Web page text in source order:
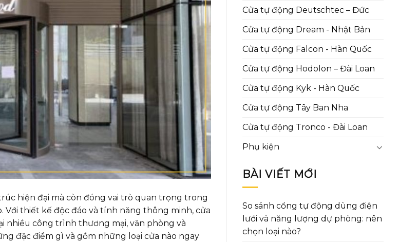
hiện đại mà còn đóng vai trò quan trọng trong
Với thiết kế độc đáo và tính năng thông minh, cửa
nhiều công trình thương mại, văn phòng và
đặc điểm gì và gồm những loại cửa nào ngay
Cửa tự động Deutschtec – Đức
Cửa tự động Dream - Nhật Bản
Cửa tự động Falcon - Hàn Quốc
Cửa tự động Hodolon – Đài Loan
Cửa tự động Kyk - Hàn Quốc
Cửa tự động Tây Ban Nha
Cửa tự động Tronco - Đài Loan
Phụ kiện
BÀI VIẾT MỚI
So sánh cổng tự động dùng điện
lưới và năng lượng dự phòng: nên
chọn loại nào?